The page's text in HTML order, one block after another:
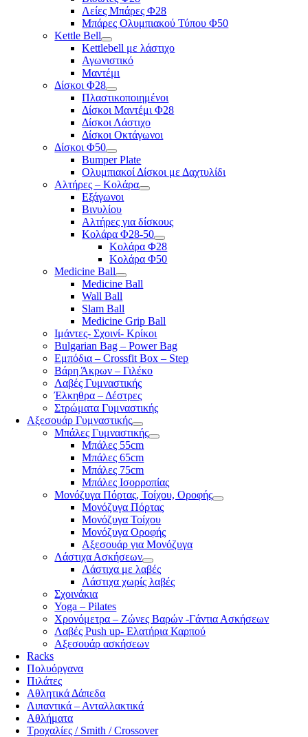
Λείες Μπάρες Φ28
Μπάρες Ολυμπιακού Τύπου Φ50
Kettle Bell
Kettlebell με λάστιχο
Αγωνιστικό
Μαντέμι
Δίσκοι Φ28
Πλαστικοποιημένοι
Δίσκοι Μαντέμι Φ28
Δίσκοι Λάστιχο
Δίσκοι Οκτάγωνοι
Δίσκοι Φ50
Bumper Plate
Ολυμπιακοί Δίσκοι με Δαχτυλίδι
Αλτήρες – Κολάρα
Εξάγωνοι
Βινυλίου
Αλτήρες για δίσκους
Κολάρα Φ28-50
Κολάρα Φ28
Κολάρα Φ50
Medicine Ball
Medicine Ball
Wall Ball
Slam Ball
Medicine Grip Ball
Ιμάντες- Σχοινί- Κρίκοι
Bulgarian Bag – Power Bag
Εμπόδια – Crossfit Box – Step
Βάρη Άκρων – Γιλέκο
Λαβές Γυμναστικής
Έλκηθρα – Δέστρες
Στρώματα Γυμναστικής
Αξεσουάρ Γυμναστικής
Μπάλες Γυμναστικής
Μπάλες 55cm
Μπάλες 65cm
Μπάλες 75cm
Μπάλες Ισορροπίας
Μονόζυγα Πόρτας, Τοίχου, Οροφής
Μονόζυγα Πόρτας
Μονόζυγα Τοίχου
Μονόζυγα Οροφής
Αξεσουάρ για Μονόζυγα
Λάστιχα Ασκήσεων
Λάστιχα με λαβές
Λάστιχα χωρίς λαβές
Σχοινάκια
Yoga – Pilates
Χρονόμετρα – Ζώνες Βαρών -Γάντια Ασκήσεων
Λαβές Push up- Ελατήρια Καρπού
Αξεσουάρ ασκήσεων
Racks
Πολυόργανα
Πιλάτες
Αθλητικά Δάπεδα
Λιπαντικά – Ανταλλακτικά
Αθλήματα
Τροχαλίες / Smith / Crossover